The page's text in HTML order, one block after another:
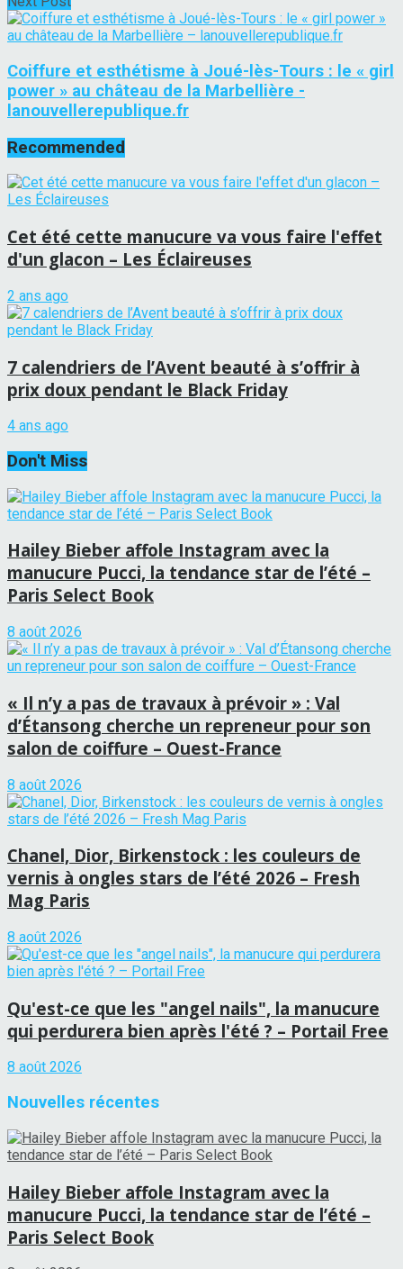
Coiffure et esthétisme à Joué-lès-Tours : le « girl
power » au château de la Marbellière -
lanouvellerepublique.fr
Recommended
Cet été cette manucure va vous faire l'effet
d'un glacon – Les Éclaireuses
2 ans ago
7 calendriers de l’Avent beauté à s’offrir à
prix doux pendant le Black Friday
4 ans ago
Don't Miss
Hailey Bieber affole Instagram avec la
manucure Pucci, la tendance star de l’été –
Paris Select Book
8 août 2026
« Il n’y a pas de travaux à prévoir » : Val
d’Étansong cherche un repreneur pour son
salon de coiffure – Ouest-France
8 août 2026
Chanel, Dior, Birkenstock : les couleurs de
vernis à ongles stars de l’été 2026 – Fresh
Mag Paris
8 août 2026
Qu'est-ce que les "angel nails", la manucure
qui perdurera bien après l'été ? – Portail Free
8 août 2026
Nouvelles récentes
Hailey Bieber affole Instagram avec la
manucure Pucci, la tendance star de l’été –
Paris Select Book